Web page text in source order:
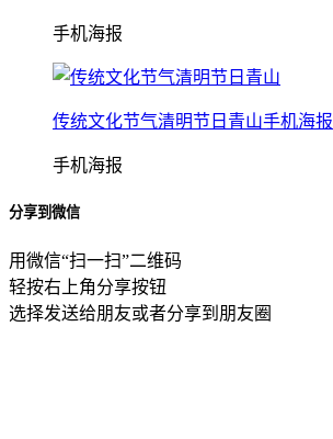
手机海报
传统文化节气清明节日青山手机海报
手机海报
分享到微信
用微信“扫一扫”二维码
轻按右上角分享按钮
选择发送给朋友或者分享到朋友圈